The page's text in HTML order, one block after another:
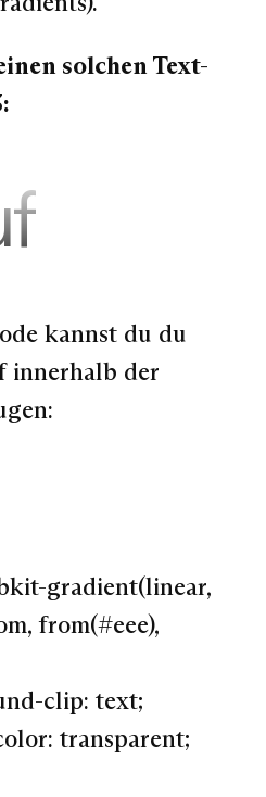
solchen Text-
kannst du du
innerhalb der
gradient(linear,
from(#eee),
clip: text;
transparent;